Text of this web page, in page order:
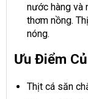
nước hàng và
thơm nồng.
nóng.
Ưu Điểm
Thịt cá săn